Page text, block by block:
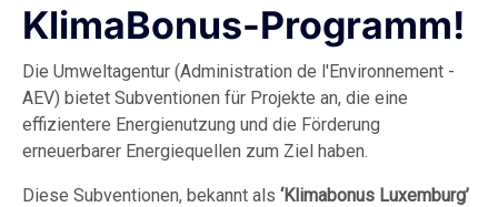
KlimaBonus-Programm!
Die Umweltagentur (Administration de l'Environnement -
AEV) bietet Subventionen für Projekte an, die eine
effizientere Energienutzung und die Förderung
erneuerbarer Energiequellen zum Ziel haben.
Diese Subventionen, bekannt als ‘Klimabonus Luxemburg’